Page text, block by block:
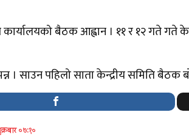
कार्यालयको बैठक आह्वान । ११ र १२ गते गते
। साउन पहिलो साता केन्द्रीय समिति बैठक
०७:१०